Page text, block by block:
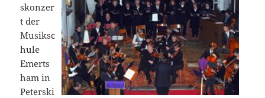
skonzer
t der
Musiksc
hule
Emerts
ham in
Peterski